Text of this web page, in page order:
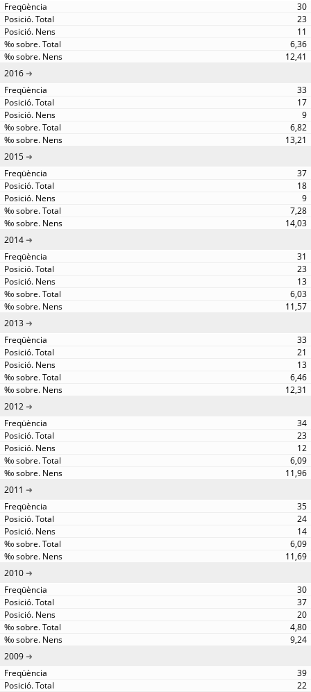
30
23
11
6,36
12,41
2016
33
17
9
6,82
13,21
2015
37
18
9
7,28
14,03
2014
31
23
13
6,03
11,57
2013
33
21
13
6,46
12,31
2012
34
23
12
6,09
11,96
2011
35
24
14
6,09
11,69
2010
30
37
20
4,80
9,24
2009
39
22